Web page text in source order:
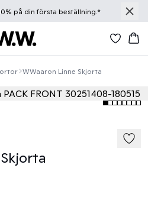
på din första beställning.*
WWaaron Linne Skjorta